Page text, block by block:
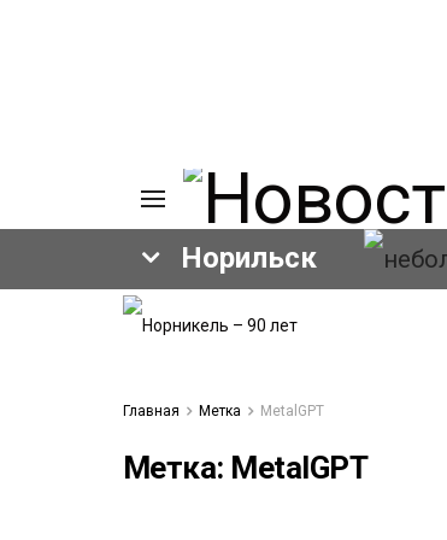
Норильск
Главная Метка MetalGPT
Метка: MetalGPT